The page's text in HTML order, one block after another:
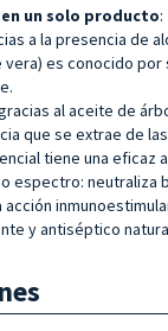
en un solo producto:
a la presencia de
vera) es conocido por
al aceite de
que se extrae de
tiene una eficaz
espectro: neutraliza
acción
y antiséptico